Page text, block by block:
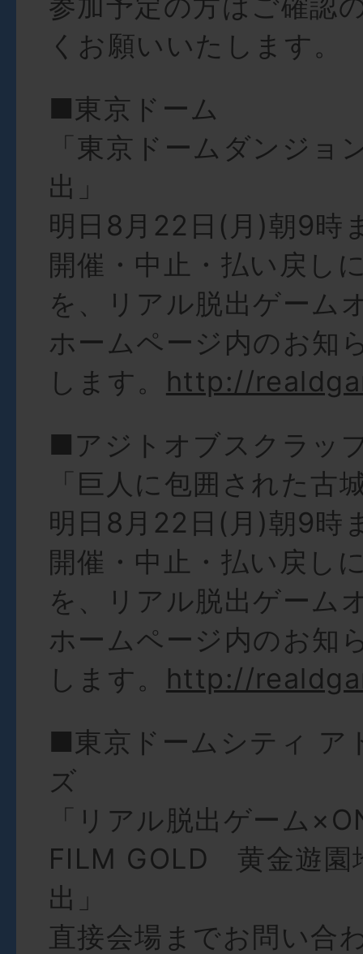
くお願いいたします。
■東京ドーム
「東京ドームダンジョ
出」
明日8月22日(月)朝9時
開催・中止・払い戻し
を、リアル脱出ゲーム
ホームページ内のお知
します。 http://
■アジトオブスクラッ
「巨人に包囲された古
明日8月22日(月)朝9時
開催・中止・払い戻し
を、リアル脱出ゲーム
ホームページ内のお知
します。 http://
■東京ドームシティ ア
ズ
「リアル脱出ゲーム
FILM GOLD 黄金遊園
出」
直接会場までお問い合